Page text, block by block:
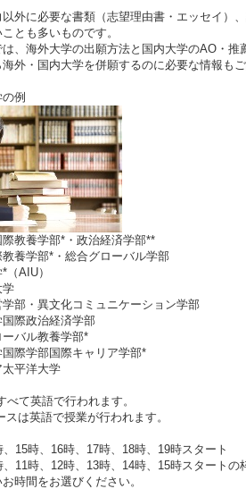
以外に必要な書類（志望理由書・エッセイ）
とも多いものです。
、海外大学の出願方法と国内大学のAO・
外・国内大学を併願するのに必要な情報もご
例
教養学部*・政治経済学部**
養学部*・総合グローバル学部
（AIU）
学
部・異文化コミュニケーション学部
際政治経済学部
バル教養学部*
際学部国際キャリア学部*
平洋大学
べて英語で行われます。
スは英語で授業が行われます。
15時、16時、17時、18時、19時スタート
11時、12時、13時、14時、15時スタートの
時間をお選びください。